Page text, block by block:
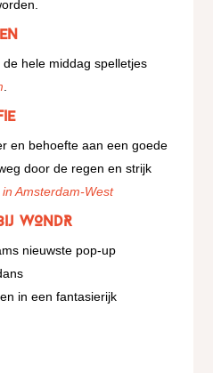
hele middag spelletjes
en behoefte aan een goede
door de regen en strijk
Amsterdam-West
WONDR
nieuwste pop-up
in een fantasierijk